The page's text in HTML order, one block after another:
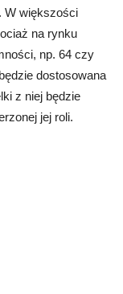
W większości
na rynku
np. 64 czy
dostosowana
z niej będzie
jej roli.